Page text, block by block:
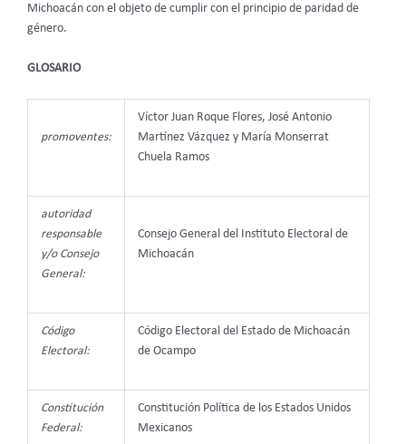
Michoacán con el objeto de cumplir con el principio de paridad de
género.
GLOSARIO
promoventes:
Víctor Juan Roque Flores, José Antonio
Martínez Vázquez y María Monserrat
Chuela Ramos
autoridad
responsable
y/o Consejo
General:
Consejo General del Instituto Electoral de
Michoacán
Código
Electoral:
Código Electoral del Estado de Michoacán
de Ocampo
Constitución
Federal:
Constitución Política de los Estados Unidos
Mexicanos